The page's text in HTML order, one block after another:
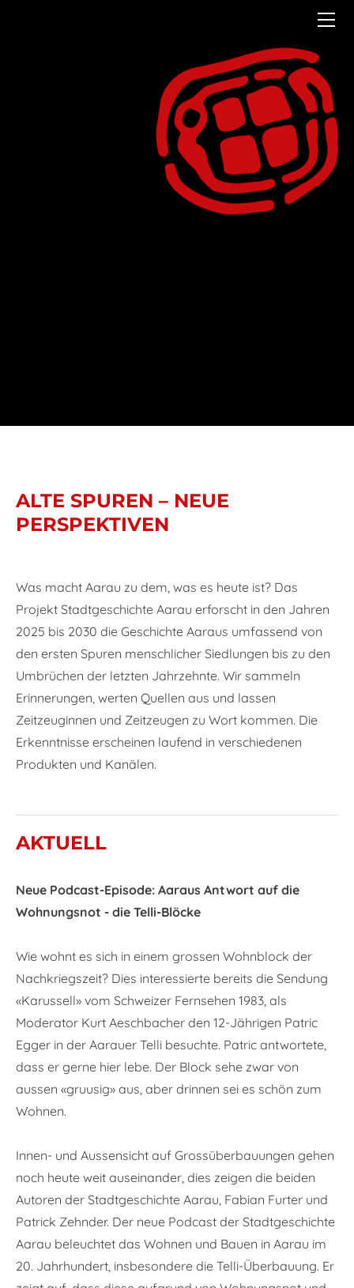
​ALTE SPUREN – NEUE
PERSPEKTIVEN
Was macht Aarau zu dem, was es heute ist? Das
Projekt Stadtgeschichte Aarau erforscht in den Jahren
2025 bis 2030 die Geschichte Aaraus umfassend von
den ersten Spuren menschlicher Siedlungen bis zu den
Umbrüchen der letzten Jahrzehnte. Wir sammeln
Erinnerungen, werten Quellen aus und lassen
Zeitzeuginnen und Zeitzeugen zu Wort kommen. Die
Erkenntnisse erscheinen laufend in verschiedenen
Produkten und Kanälen.
AKTUELL
Neue Podcast-Episode: Aaraus Antwort auf die
Wohnungsnot - die Telli-Blöcke
Wie wohnt es sich in einem grossen Wohnblock der
Nachkriegszeit? Dies interessierte bereits die Sendung
«Karussell» vom Schweizer Fernsehen 1983, als
Moderator Kurt Aeschbacher den 12-Jährigen Patric
Egger in der Aarauer Telli besuchte. Patric antwortete,
dass er gerne hier lebe. Der Block sehe zwar von
aussen «gruusig» aus, aber drinnen sei es schön zum
Wohnen.
Innen- und Aussensicht auf Grossüberbauungen gehen
noch heute weit auseinander, dies zeigen die beiden
Autoren der Stadtgeschichte Aarau, Fabian Furter und
Patrick Zehnder. Der neue Podcast der Stadtgeschichte
Aarau beleuchtet das Wohnen und Bauen in Aarau im
20. Jahrhundert, insbesondere die Telli-Überbauung. Er
MEDIATHEK
Blog
Medienspiegel
MITMACHEN
KONTAKT